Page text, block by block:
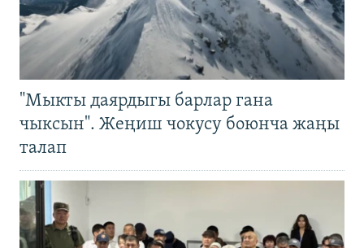
"Мыкты даярдыгы барлар гана
чыксын". Жеңиш чокусу боюнча жаңы
талап